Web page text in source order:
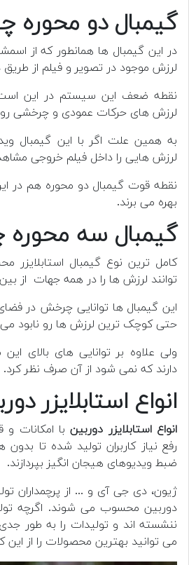
گیمبال دو
در این گیمبال ها همانطور که از
لرزش موجود در تصویر و فیلم از
نقطه ضعف این سیستم در این
لرزش های حرکات عمودی و چرخشی رو
به همین علت اگر با این گیمبال
لرزش هایی را داخل فیلم خروجی
نقطه قوت گیمبال دو محوره هم در
بهره می برند.
گیمبال سه
کامل ترین نوع گیمبال
توانند لرزش ها را در همه جهات از بین
این گیمبال ها توانایی چرخش در
حتی کوچک ترین لرزش ها رو نابود می
ولی علاوه بر توانایی های بالای
دارند که نمی شود از آن صرف نظر کرد.
انواع استابلایزر
انواع استابلایزر دوربینبا امکانات
رفع نیاز کاربران تولید شده تا
ضبط ویدیوهای هیجان انگیز بپردازند.
ژیون، دی جی آی و ... از پرچمداران
دوربین محسوب می شوند. اگرچه
ننشسته اند و تولیدات را به طور
می توانید بهترین محصولات را از این